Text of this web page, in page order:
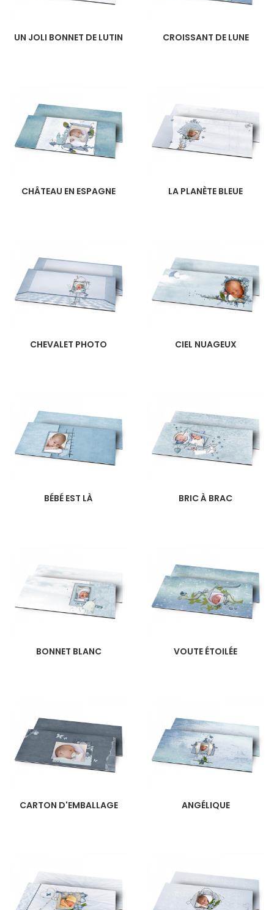
UN JOLI BONNET DE LUTIN CROISSANT DE LUNE
CHÂTEAU EN ESPAGNE LA PLANÈTE BLEUE
CHEVALET PHOTO CIEL NUAGEUX
BÉBÉ EST LÀ BRIC À BRAC
BONNET BLANC VOUTE ÉTOILÉE
CARTON D'EMBALLAGE ANGÉLIQUE